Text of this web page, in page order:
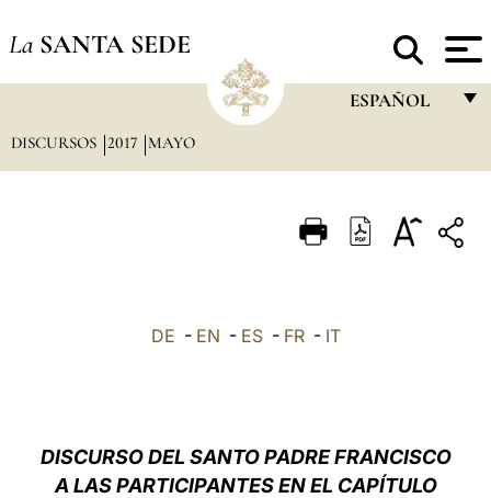
La SANTA SEDE
ESPAÑOL
ITALIANO
中文
DISCURSOS 2017 MAYO
DE - EN - ES- FR- IT
DISCURSO DEL SANTO PADRE FRANCISCO
A LAS PARTICIPANTES EN EL CAPÍTULO